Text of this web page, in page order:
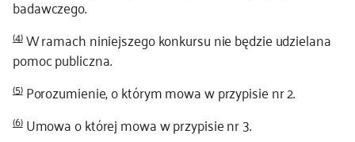
badawczego.
(4)W ramach niniejszego konkursu nie będzie udzielana
pomoc publiczna.
(5)Porozumienie, o którym mowa w przypisie nr 2.
(6)Umowa o której mowa w przypisie nr 3.